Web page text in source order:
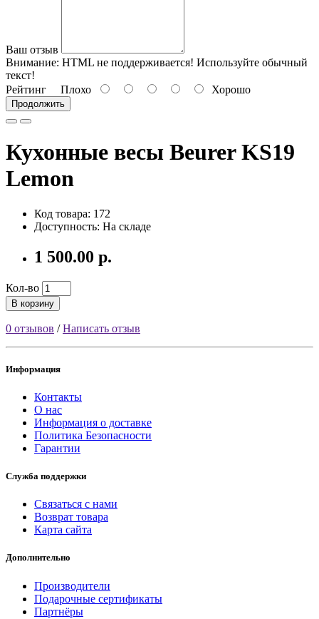
Ваш отзыв
Внимание: HTML не поддерживается! Используйте обычный
текст!
Рейтинг Плохо Хорошо
Продолжить
Кухонные весы Beurer KS19
Lemon
Код товара: 172
Доступность: На складе
1 500.00 р.
Кол-во
В корзину
0 отзывов /Написать отзыв
Информация
Контакты
О нас
Информация о доставке
Политика Безопасности
Гарантии
Служба поддержки
Связаться с нами
Возврат товара
Карта сайта
Дополнительно
Производители
Подарочные сертификаты
Партнёры